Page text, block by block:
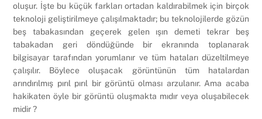
oluşur. İşte bu küçük farkları ortadan kaldırabilmek için birçok
teknoloji geliştirilmeye çalışılmaktadır; bu teknolojilerde gözün
beş tabakasından geçerek gelen ışın demeti tekrar beş
tabakadan geri döndüğünde bir ekranında toplanarak
bilgisayar tarafından yorumlanır ve tüm hataları düzeltilmeye
çalışılır. Böylece oluşacak görüntünün tüm hatalardan
arındırılmış pırıl pırıl bir görüntü olması arzulanır. Ama acaba
hakikaten öyle bir görüntü oluşmakta mıdır veya oluşabilecek
midir ?